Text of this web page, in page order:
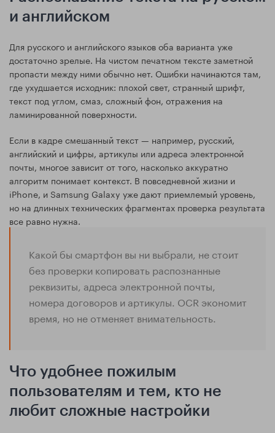
и английском
Для русского и английского языков оба варианта уже
достаточно зрелые. На чистом печатном тексте заметной
пропасти между ними обычно нет. Ошибки начинаются там,
где ухудшается исходник: плохой свет, странный шрифт,
текст под углом, смаз, сложный фон, отражения на
ламинированной поверхности.
Если в кадре смешанный текст — например, русский,
английский и цифры, артикулы или адреса электронной
почты, многое зависит от того, насколько аккуратно
алгоритм понимает контекст. В повседневной жизни и
iPhone, и Samsung Galaxy уже дают приемлемый уровень,
но на длинных технических фрагментах проверка результата
все равно нужна.
Какой бы смартфон вы ни выбрали, не стоит
без проверки копировать распознанные
реквизиты, адреса электронной почты,
номера договоров и артикулы. OCR экономит
время, но не отменяет внимательность.
Что удобнее пожилым
пользователям и тем, кто не
любит сложные настройки